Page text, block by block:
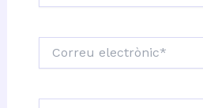
electrònic*